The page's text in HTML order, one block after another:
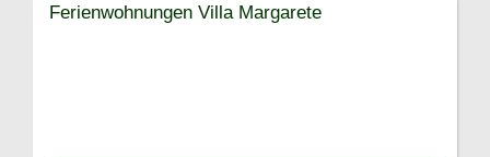
Ferienwohnungen Villa Margarete